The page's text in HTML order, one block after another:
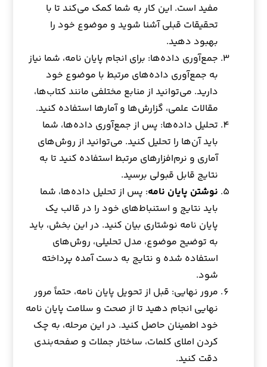
مفید است. این کار به شما کمک می‌کند تا با
تحقیقات قبلی آشنا شوید و موضوع خود را
بهبود دهید.
جمع‌آوری داده‌ها: برای انجام پایان نامه، شما نیاز
به جمع‌آوری داده‌های مرتبط با موضوع خود
دارید. می‌توانید از منابع مختلفی مانند کتاب‌ها،
مقالات علمی، گزارش‌ها و آمارها استفاده کنید.
تحلیل داده‌ها: پس از جمع‌آوری داده‌ها، شما
باید آن‌ها را تحلیل کنید. می‌توانید از روش‌های
آماری و نرم‌افزارهای مرتبط استفاده کنید تا به
نتایج قابل قبولی برسید.
نوشتن پایان نامه: پس از تحلیل داده‌ها، شما
باید نتایج و استنباط‌های خود را در قالب یک
پایان نامه نوشتاری بیان کنید. در این بخش، باید
به توضیح موضوع، مدل تحلیلی، روش‌های
استفاده شده و نتایج به دست آمده پرداخته
شود.
مرور نهایی: قبل از تحویل پایان نامه، حتماً مرور
نهایی انجام دهید تا از صحت و سلامت پایان نامه
خود اطمینان حاصل کنید. در این مرحله، به چک
کردن املای کلمات، ساختار جملات و صفحه‌بندی
دقت کنید.